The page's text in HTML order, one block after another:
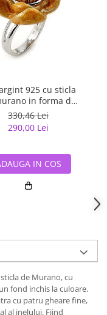
925 cu sticla
in forma de
floare
330,46 Lei
290,00 Lei
IN COS
de Murano, cu
fond inchis la culoare.
cu patru gheare fine,
al inelului. Fiind